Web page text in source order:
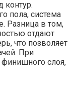
контур.
пола, система
Разница в том,
отдают
что позволяет
При
слоя,